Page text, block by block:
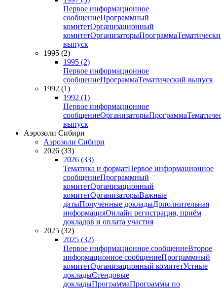
Первое информационное
сообщениеПрограммный
комитетОрганизационный
комитетОрганизаторыПрограмма
выпуск
1995 (2)
1995 (2)
Первое информационное
сообщениеПрограммаТематический выпуск
1992 (1)
1992 (1)
Первое информационное
сообщениеОрганизаторыПрограмма
выпуск
Аэрозоли Сибири
Аэрозоли Сибири
2026 (33)
2026 (33)
Тематика и форматПервое информационное
сообщениеПрограммный
комитетОрганизационный
комитетОрганизаторыВажные
датыПолученные докладыДополнительная
информацияОнлайн регистрация, приём
докладов и оплата участия
2025 (32)
2025 (32)
Первое информационное сообщениеВторое
информационное сообщениеПрограммный
комитетОрганизационный комитетУстные
докладыСтендовые
докладыПрограммаПрограммы по